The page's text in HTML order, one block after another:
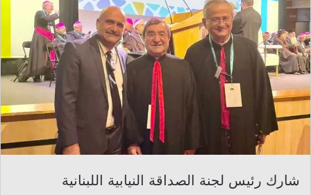
شارك رئيس لجنة الصداقة النيابية اللبنانية